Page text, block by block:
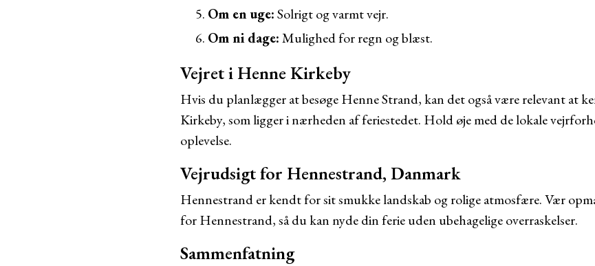
Om en uge:Solrigt og varmt vejr.
Om ni dage:Mulighed for regn og blæst.
Vejret i Henne Kirkeby
Hvis du planlægger at besøge Henne Strand, kan det også være relevant at
Kirkeby, som ligger i nærheden af feriestedet. Hold øje med de lokale
oplevelse.
Vejrudsigt for Hennestrand, Danmark
Hennestrand er kendt for sit smukke landskab og rolige atmosfære. Vær
for Hennestrand, så du kan nyde din ferie uden ubehagelige overraskelser.
Sammenfatning